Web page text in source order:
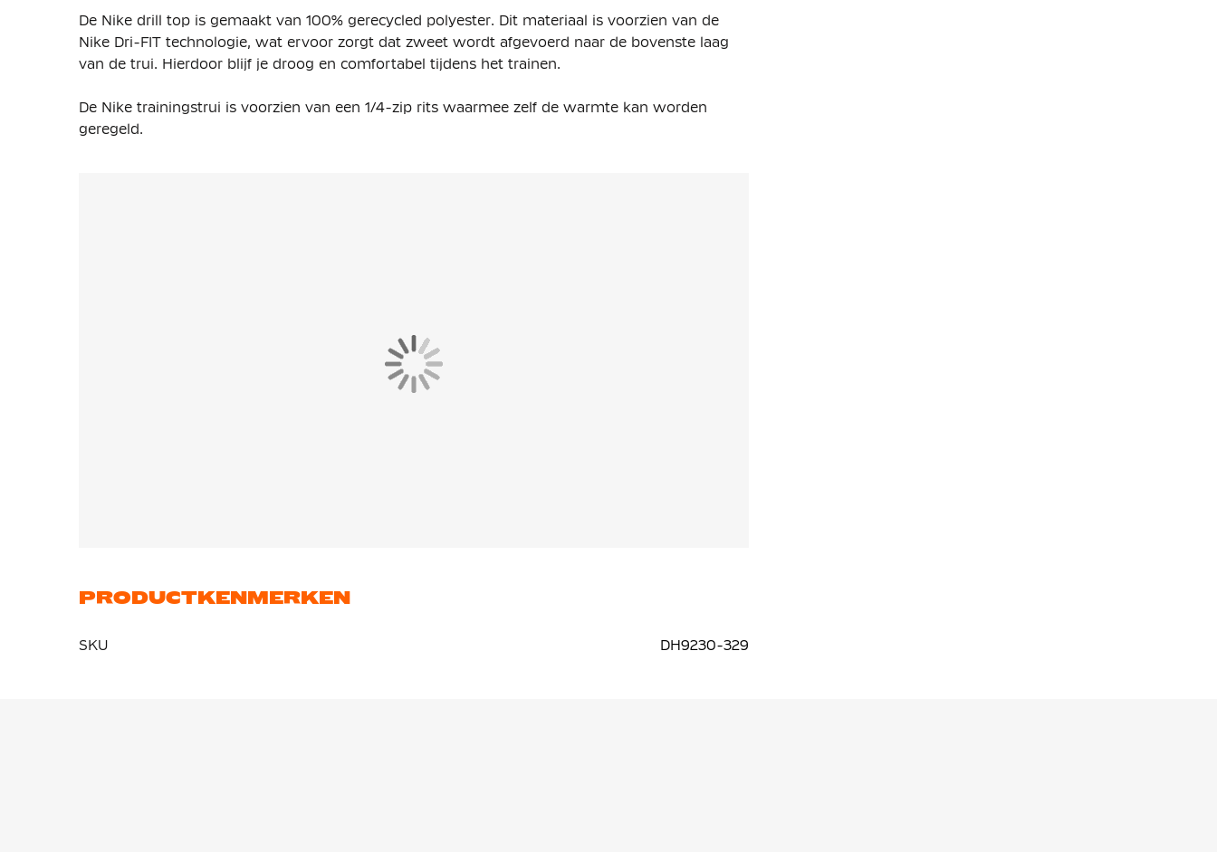
De Nike drill top is gemaakt van 100% gerecycled polyester. Dit materiaal is voorzien van de
Nike Dri-FIT technologie, wat ervoor zorgt dat zweet wordt afgevoerd naar de bovenste laag
van de trui. Hierdoor blijf je droog en comfortabel tijdens het trainen.
De Nike trainingstrui is voorzien van een 1/4-zip rits waarmee zelf de warmte kan worden
geregeld.
PRODUCTKENMERKEN
SKU DH9230-329